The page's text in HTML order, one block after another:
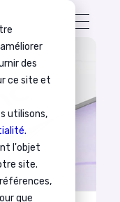
des
ce site et
utilisons,
l'objet
site.
que